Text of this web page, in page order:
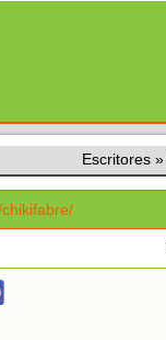
Escritores »